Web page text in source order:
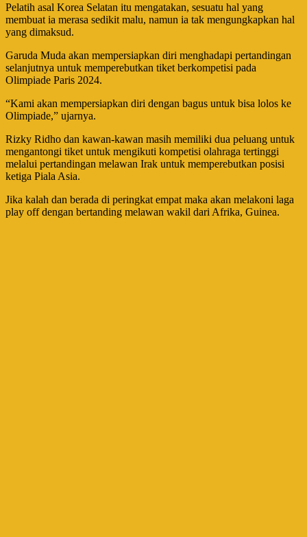
Pelatih asal Korea Selatan itu mengatakan, sesuatu hal yang
membuat ia merasa sedikit malu, namun ia tak mengungkapkan hal
yang dimaksud.
Garuda Muda akan mempersiapkan diri menghadapi pertandingan
selanjutnya untuk memperebutkan tiket berkompetisi pada
Olimpiade Paris 2024.
“Kami akan mempersiapkan diri dengan bagus untuk bisa lolos ke
Olimpiade,” ujarnya.
Rizky Ridho dan kawan-kawan masih memiliki dua peluang untuk
mengantongi tiket untuk mengikuti kompetisi olahraga tertinggi
melalui pertandingan melawan Irak untuk memperebutkan posisi
ketiga Piala Asia.
Jika kalah dan berada di peringkat empat maka akan melakoni laga
play off dengan bertanding melawan wakil dari Afrika, Guinea.